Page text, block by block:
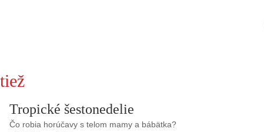
Tropické šestonedelie
Čo robia horúčavy s telom mamy a bábätka?